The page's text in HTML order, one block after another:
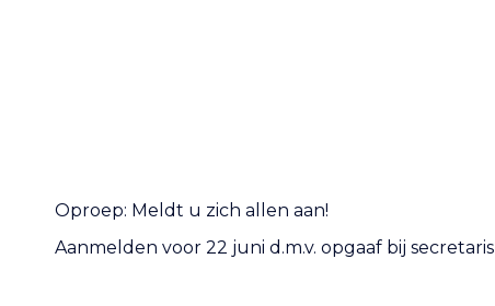
Oproep: Meldt u zich allen aan!
Aanmelden voor 22 juni d.m.v. opgaaf bij secretaris